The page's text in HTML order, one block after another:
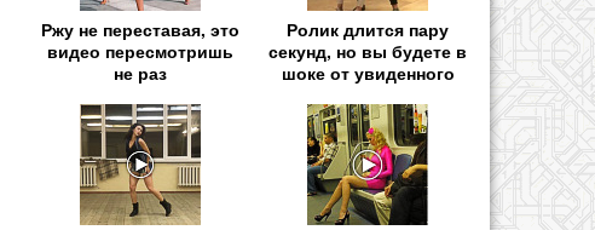
Ржу не переставая, это
видео пересмотришь
не раз
Ролик длится пару
секунд, но вы будете в
шоке от увиденного